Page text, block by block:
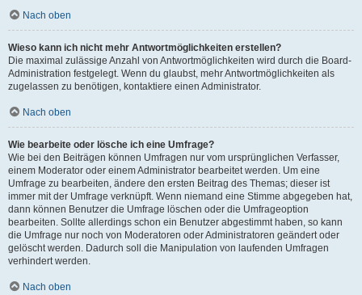
Nach oben
Wieso kann ich nicht mehr Antwortmöglichkeiten erstellen?
Die maximal zulässige Anzahl von Antwortmöglichkeiten wird durch die Board-
Administration festgelegt. Wenn du glaubst, mehr Antwortmöglichkeiten als
zugelassen zu benötigen, kontaktiere einen Administrator.
Nach oben
Wie bearbeite oder lösche ich eine Umfrage?
Wie bei den Beiträgen können Umfragen nur vom ursprünglichen Verfasser,
einem Moderator oder einem Administrator bearbeitet werden. Um eine
Umfrage zu bearbeiten, ändere den ersten Beitrag des Themas; dieser ist
immer mit der Umfrage verknüpft. Wenn niemand eine Stimme abgegeben hat,
dann können Benutzer die Umfrage löschen oder die Umfrageoption
bearbeiten. Sollte allerdings schon ein Benutzer abgestimmt haben, so kann
die Umfrage nur noch von Moderatoren oder Administratoren geändert oder
gelöscht werden. Dadurch soll die Manipulation von laufenden Umfragen
verhindert werden.
Nach oben